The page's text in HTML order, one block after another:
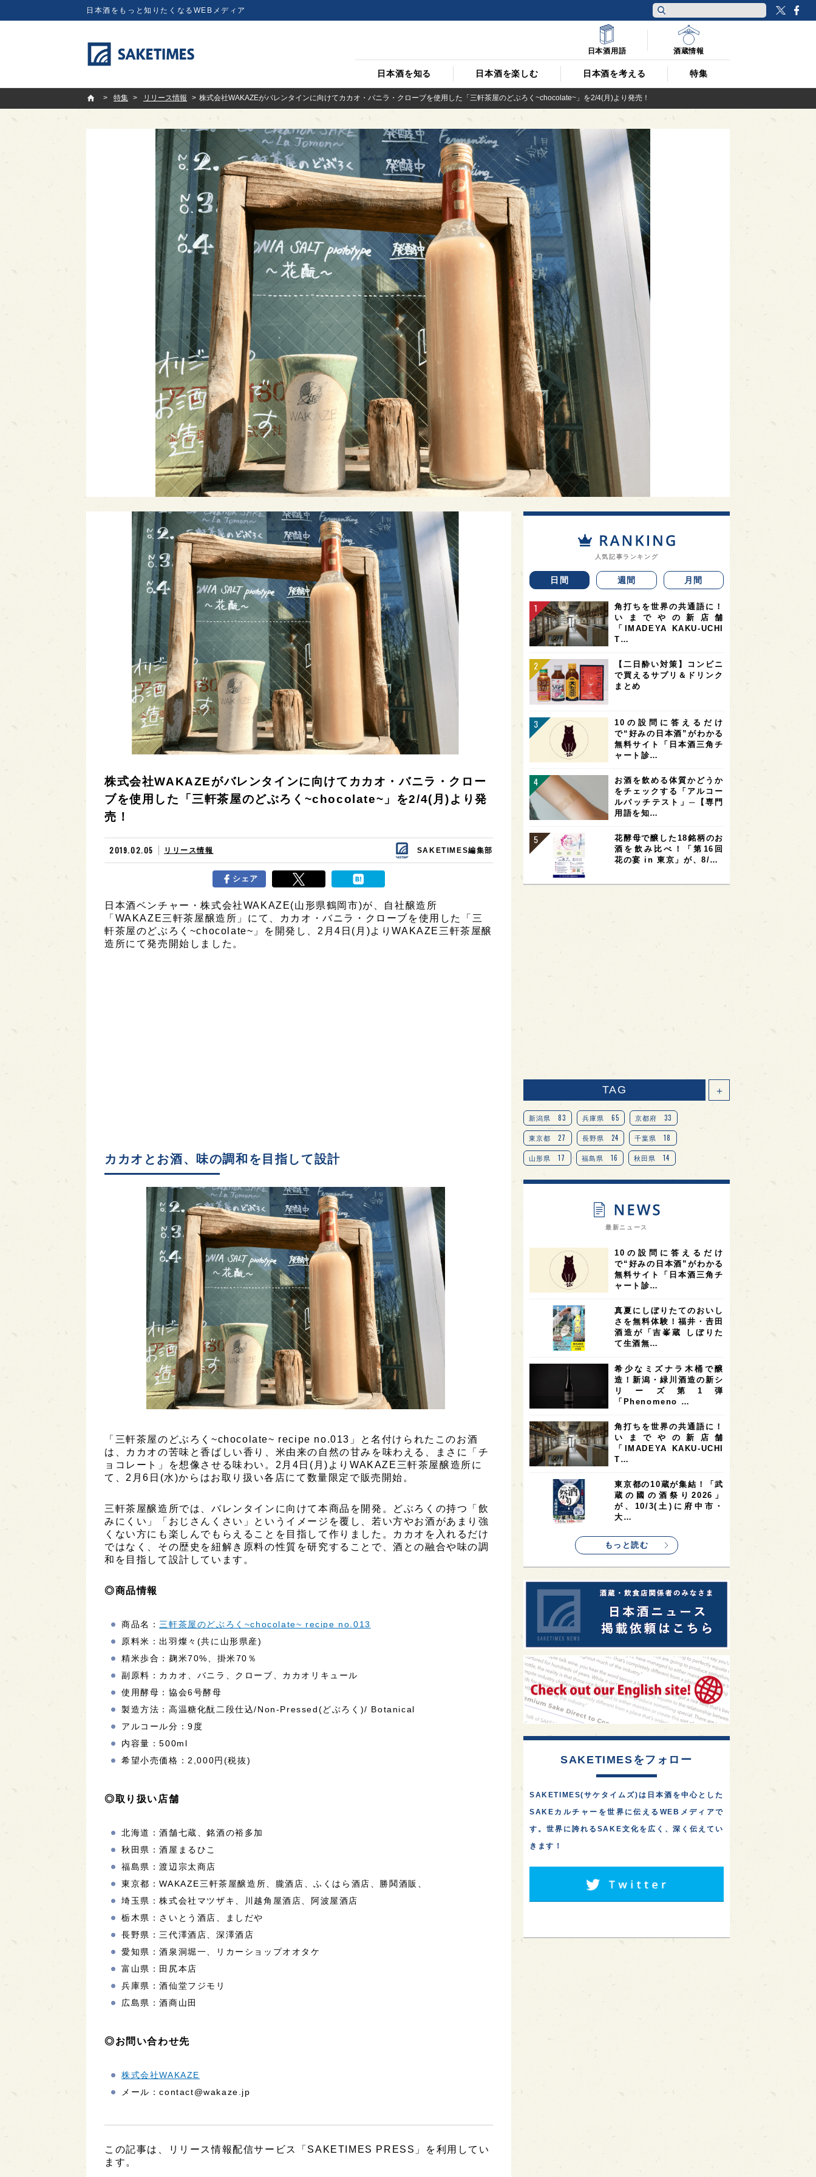
日本酒をもっと知りたくなるWEBメディア
日本酒を知る 日本酒を楽しむ 日本酒を考える 特集
日本酒用語 酒蔵情報
SAKETIMES
特集
リリース情報 株式会社WAKAZEがバレンタインに向けてカカオ・バニラ・クローブを使用した「三軒茶屋のどぶろく~chocolate~」を2/4(月)より発売！
株式会社WAKAZEがバレンタインに向けてカカオ・バニラ・クロー
ブを使用した「三軒茶屋のどぶろく~chocolate~」を2/4(月)より発
売！
2019.02.05 リリース情報 SAKETIMES編集部
シェア
日本酒ベンチャー・株式会社WAKAZE(山形県鶴岡市)が、自社醸造所
「WAKAZE三軒茶屋醸造所」にて、カカオ・バニラ・クローブを使用した「三
軒茶屋のどぶろく~chocolate~」を開発し、2月4日(月)よりWAKAZE三軒茶屋醸
造所にて発売開始しました。
カカオとお酒、味の調和を目指して設計
「三軒茶屋のどぶろく~chocolate~ recipe no.013」と名付けられたこのお酒
は、カカオの苦味と香ばしい香り、米由来の自然の甘みを味わえる、まさに「チ
ョコレート」を想像させる味わい。2月4日(月)よりWAKAZE三軒茶屋醸造所に
て、2月6日(水)からはお取り扱い各店にて数量限定で販売開始。
三軒茶屋醸造所では、バレンタインに向けて本商品を開発。どぶろくの持つ「飲
みにくい」「おじさんくさい」というイメージを覆し、若い方やお酒があまり強
くない方にも楽しんでもらえることを目指して作りました。カカオを入れるだけ
ではなく、その歴史を紐解き原料の性質を研究することで、酒との融合や味の調
和を目指して設計しています。
◎商品情報
商品名： 三軒茶屋のどぶろく~chocolate~ recipe no.013
原料米：出羽燦々(共に山形県産)
精米歩合：麹米70%、掛米70％
副原料：カカオ、バニラ、クローブ、カカオリキュール
使用酵母：協会6号酵母
製造方法：高温糖化酛二段仕込/Non-Pressed(どぶろく)/ Botanical
アルコール分：9度
内容量：500ml
希望小売価格：2,000円(税抜)
◎取り扱い店舗
北海道：酒舗七蔵、銘酒の裕多加
秋田県：酒屋まるひこ
福島県：渡辺宗太商店
東京都：WAKAZE三軒茶屋醸造所、朧酒店、ふくはら酒店、勝鬨酒販、
埼玉県：株式会社マツザキ、川越角屋酒店、阿波屋酒店
栃木県：さいとう酒店、ましだや
長野県：三代澤酒店、深澤酒店
愛知県：酒泉洞堀一、リカーショップオオタケ
富山県：田尻本店
兵庫県：酒仙堂フジモリ
広島県：酒商山田
◎お問い合わせ先
株式会社WAKAZE
メール：contact@wakaze.jp
この記事は、リリース情報配信サービス「SAKETIMES PRESS」を利用してい
ます。
人気記事ランキング
日間 週間 月間
角打ちを世界の共通語に！
いまでやの新店舗
「IMADEYA KAKU-UCHI
T…
【二日酔い対策】コンビニ
で買えるサプリ＆ドリンク
まとめ
10の設問に答えるだけ
で“好みの日本酒”がわかる
無料サイト「日本酒三角チ
ャート診…
お酒を飲める体質かどうか
をチェックする「アルコー
ルパッチテスト」─【専門
用語を知…
花酵母で醸した18銘柄のお
酒を飲み比べ！「第16回
花の宴 in 東京」が、8/…
TAG ＋
新潟県 83 兵庫県 65 京都府 33
東京都 27 長野県 24 千葉県 18
山形県 17 福島県 16 秋田県 14
愛知県 14 宮城県 14 岐阜県 13
オピニオンリーダーの視点 9
奈良県 滋賀県 7 和歌山県 6
富山県 6 フランス 6 高知県 5 島根県 5
4 アメリカ 4 神奈川県 4
4 三重県 大阪府 3
オーストラリア 台湾 2 アジア 2
SAKEの時代を生きる 静岡県 1 長崎県
全蔵めぐり 1 シンガポール 1 カナダ 1
群馬県 1 熊本県 徳島県
イギリス 1 ノルウェー 1 新宿区 1
歌舞伎町 1 1 鳥取県 1
saketimes_image_4
最新ニュース
10の設問に答えるだけ
で“好みの日本酒”がわかる
無料サイト「日本酒三角チ
ャート診…
真夏にしぼりたてのおいし
さを無料体験！福井・𠮷田
酒造が「吉峯蔵 しぼりた
て生酒無…
希少なミズナラ木桶で醸
造！新潟・緑川酒造の新シ
リーズ第1弾
「Phenomeno …
角打ちを世界の共通語に！
いまでやの新店舗
「IMADEYA KAKU-UCHI
T…
東京都の10蔵が集結！「武
蔵の國の酒祭り2026」
が、10/3(土)に府中市・
大…
もっと読む
SAKETIMESをフォロー
SAKETIMES(サケタイムズ)は日本酒を中心とした
SAKEカルチャーを世界に伝えるWEBメディアで
す。世界に誇れるSAKE文化を広く、深く伝えてい
きます！